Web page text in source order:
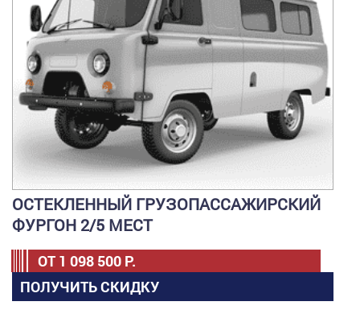
ОСТЕКЛЕННЫЙ ГРУЗОПАССАЖИРСКИЙ
ФУРГОН 2/5 МЕСТ
ОТ 1 098 500 Р.
ПОЛУЧИТЬ СКИДКУ